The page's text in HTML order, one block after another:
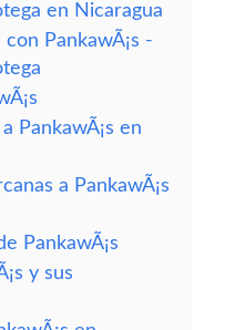
en Nicaragua
PankawÃ¡s -
PankawÃ¡s en
a PankawÃ¡s
PankawÃ¡s
y sus